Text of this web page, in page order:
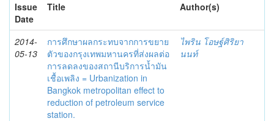
Issue
Date
Title Author(s)
2014-
05-13
การศึกษาผลกระทบจากการขยาย
ตัวของกรุงเทพมหานครที่ส่งผลต่อ
การลดลงของสถานีบริการน้ำมัน
เชื้อเพลิง = Urbanization in
Bangkok metropolitan effect to
reduction of petroleum service
station.
ไพริน โอษฐ์ศิริยา
นนท์